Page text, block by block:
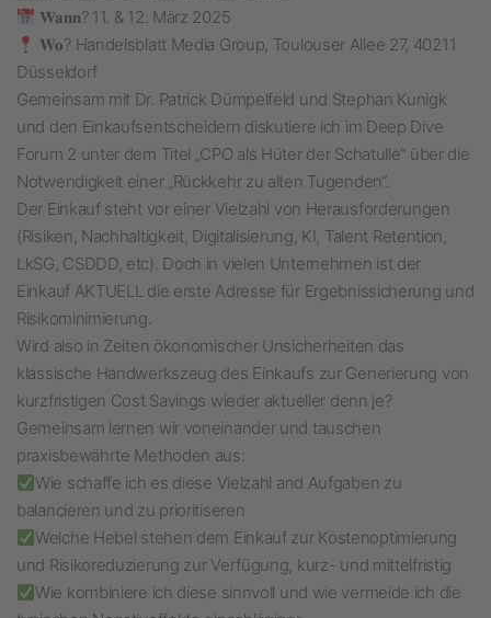
𝐖𝐚𝐧𝐧? 11. & 12. März 2025
𝐖𝐨? Handelsblatt Media Group, Toulouser Allee 27, 40211
Düsseldorf
Gemeinsam mit Dr. Patrick Dümpelfeld und Stephan Kunigk
und den Einkaufsentscheidern diskutiere ich im Deep Dive
Forum 2 unter dem Titel „CPO als Hüter der Schatulle“ über die
Notwendigkeit einer „Rückkehr zu alten Tugenden“.
Der Einkauf steht vor einer Vielzahl von Herausforderungen
(Risiken, Nachhaltigkeit, Digitalisierung, KI, Talent Retention,
LkSG, CSDDD, etc). Doch in vielen Unternehmen ist der
Einkauf AKTUELL die erste Adresse für Ergebnissicherung und
Risikominimierung.
Wird also in Zeiten ökonomischer Unsicherheiten das
klassische Handwerkszeug des Einkaufs zur Generierung von
kurzfristigen Cost Savings wieder aktueller denn je?
Gemeinsam lernen wir voneinander und tauschen
praxisbewährte Methoden aus:
Wie schaffe ich es diese Vielzahl and Aufgaben zu
balancieren und zu prioritiseren
Welche Hebel stehen dem Einkauf zur Kostenoptimierung
und Risikoreduzierung zur Verfügung, kurz- und mittelfristig
Wie kombiniere ich diese sinnvoll und wie vermeide ich die